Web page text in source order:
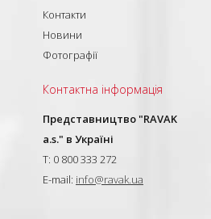
Контакти
Новини
Фотографії
Контактна інформація
Представництво "RAVAK
a.s." в Україні
T: 0 800 333 272
E-mail: info@ravak.ua